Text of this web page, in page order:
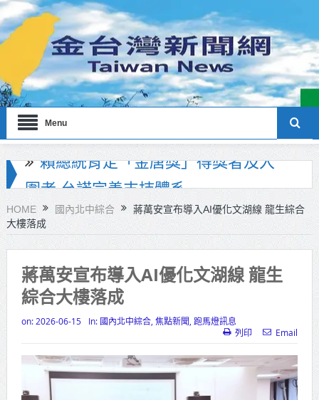
Menu
海巡署南部分署主官大換血 蔡順元
勉提升巡防戰力
北市鮮奶週報再升級！8月31日補助
擴大至國中生
雙北合作里程碑！萬大線動態測試
侯友宜蔣萬安攜手視察
高齡健康產業博覽會8/7盛大登場 新
北形象館亮相
打鐵厝北側產業園區產業設施公共
HOME 國內北中綜合
蔣萬安宣布導入AI優化文湖線 龍生綜合
大樓落成
蔣萬安宣布導入AI優化文湖線 龍生
綜合大樓落成
on: 2026-06-15 In: 國內北中綜合, 焦點新聞 跑馬燈訊息
列印
Email